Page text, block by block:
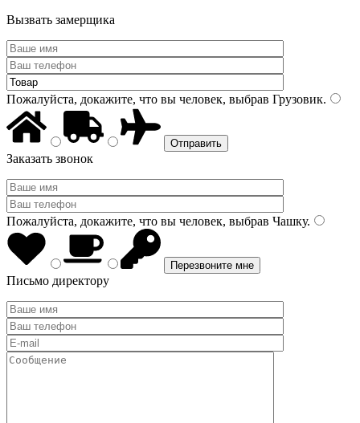
Вызвать замерщика
Пожалуйста, докажите, что вы человек, выбрав Грузовик.
Заказать звонок
Пожалуйста, докажите, что вы человек, выбрав Чашку.
Письмо директору